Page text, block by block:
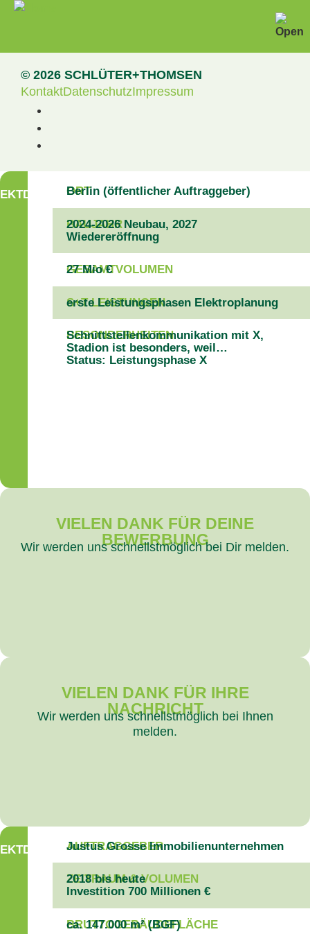
© 2026 SCHLÜTER+THOMSEN
KontaktDatenschutzImpressum
ORT
Berlin (öffentlicher Auftraggeber)
BAUJAHR
2024-2026 Neubau, 2027
Wiedereröffnung
GESAMTVOLUMEN
27 Mio €
S+T LEISTUNGEN
erste Leistungsphasen Elektroplanung
BESONDERHEITEN
Schnittstellenkommunikation mit X,
Stadion ist besonders, weil…
Status: Leistungsphase X
VIELEN DANK FÜR DEINE
BEWERBUNG
Wir werden uns schnellstmöglich bei Dir melden.
VIELEN DANK FÜR IHRE
NACHRICHT
Wir werden uns schnellstmöglich bei Ihnen
melden.
AUFTRAGGEBER
Justus Grosse Immobilienunternehmen
ZEITRAUM & VOLUMEN
2018 bis heute
Investition 700 Millionen €
BRUTTOGEBÄUDEFLÄCHE
ca. 147.000 m² (BGF)